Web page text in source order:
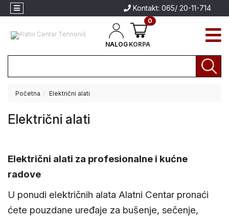
Kontakt: 065/ 20-11-714
NALOG KORPA
0
Električni
alati
Akumulatorski
alati
Akcija
Aparati
Brendovi
Početna Električni alati
Električni alati
Električni alati za profesionalne i kućne
radove
U ponudi električnih alata Alatni Centar pronaći
ćete pouzdane uređaje za bušenje, sečenje,